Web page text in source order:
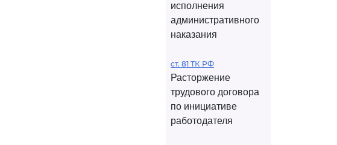
исполнения
административного
наказания
ст. 81 ТК РФ
Расторжение
трудового договора
по инициативе
работодателя